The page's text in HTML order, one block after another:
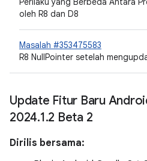
oleh R8 dan D8
Masalah #353475583
R8 NullPointer setelah
Update Fitur Baru
2024.1.2 Beta 2
Dirilis bersama: